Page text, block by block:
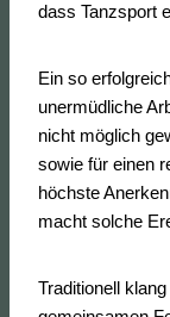
dass Tanzsport
Ein so
unermüdliche
nicht möglich
sowie für einen
höchste
macht solche
Traditionell